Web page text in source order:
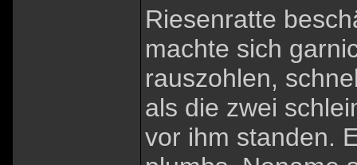
Riesenratte
machte sich
rauszohlen,
als die zwei
vor ihm standen.